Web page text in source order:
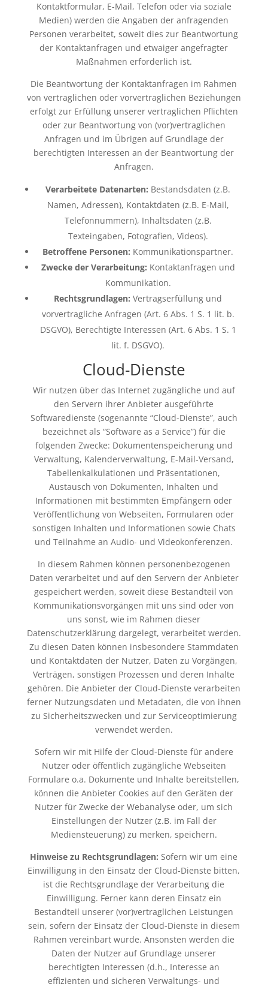
Kontaktformular, E-Mail, Telefon oder via soziale
Medien) werden die Angaben der anfragenden
Personen verarbeitet, soweit dies zur Beantwortung
der Kontaktanfragen und etwaiger angefragter
Maßnahmen erforderlich ist.
Die Beantwortung der Kontaktanfragen im Rahmen
von vertraglichen oder vorvertraglichen Beziehungen
erfolgt zur Erfüllung unserer vertraglichen Pflichten
oder zur Beantwortung von (vor)vertraglichen
Anfragen und im Übrigen auf Grundlage der
berechtigten Interessen an der Beantwortung der
Anfragen.
Verarbeitete Datenarten: Bestandsdaten (z.B.
Namen, Adressen), Kontaktdaten (z.B. E-Mail,
Telefonnummern), Inhaltsdaten (z.B.
Texteingaben, Fotografien, Videos).
Betroffene Personen: Kommunikationspartner.
Zwecke der Verarbeitung: Kontaktanfragen und
Kommunikation.
Rechtsgrundlagen: Vertragserfüllung und
vorvertragliche Anfragen (Art. 6 Abs. 1 S. 1 lit. b.
DSGVO), Berechtigte Interessen (Art. 6 Abs. 1 S. 1
lit. f. DSGVO).
Cloud-Dienste
Wir nutzen über das Internet zugängliche und auf
den Servern ihrer Anbieter ausgeführte
Softwaredienste (sogenannte “Cloud-Dienste”, auch
bezeichnet als “Software as a Service”) für die
folgenden Zwecke: Dokumentenspeicherung und
Verwaltung, Kalenderverwaltung, E-Mail-Versand,
Tabellenkalkulationen und Präsentationen,
Austausch von Dokumenten, Inhalten und
Informationen mit bestimmten Empfängern oder
Veröffentlichung von Webseiten, Formularen oder
sonstigen Inhalten und Informationen sowie Chats
und Teilnahme an Audio- und Videokonferenzen.
In diesem Rahmen können personenbezogenen
Daten verarbeitet und auf den Servern der Anbieter
gespeichert werden, soweit diese Bestandteil von
Kommunikationsvorgängen mit uns sind oder von
uns sonst, wie im Rahmen dieser
Datenschutzerklärung dargelegt, verarbeitet werden.
Zu diesen Daten können insbesondere Stammdaten
und Kontaktdaten der Nutzer, Daten zu Vorgängen,
Verträgen, sonstigen Prozessen und deren Inhalte
gehören. Die Anbieter der Cloud-Dienste verarbeiten
ferner Nutzungsdaten und Metadaten, die von ihnen
zu Sicherheitszwecken und zur Serviceoptimierung
verwendet werden.
Sofern wir mit Hilfe der Cloud-Dienste für andere
Nutzer oder öffentlich zugängliche Webseiten
Formulare o.a. Dokumente und Inhalte bereitstellen,
können die Anbieter Cookies auf den Geräten der
Nutzer für Zwecke der Webanalyse oder, um sich
Einstellungen der Nutzer (z.B. im Fall der
Mediensteuerung) zu merken, speichern.
Hinweise zu Rechtsgrundlagen: Sofern wir um eine
Einwilligung in den Einsatz der Cloud-Dienste bitten,
ist die Rechtsgrundlage der Verarbeitung die
Einwilligung. Ferner kann deren Einsatz ein
Bestandteil unserer (vor)vertraglichen Leistungen
sein, sofern der Einsatz der Cloud-Dienste in diesem
Rahmen vereinbart wurde. Ansonsten werden die
Daten der Nutzer auf Grundlage unserer
berechtigten Interessen (d.h., Interesse an
effizienten und sicheren Verwaltungs- und